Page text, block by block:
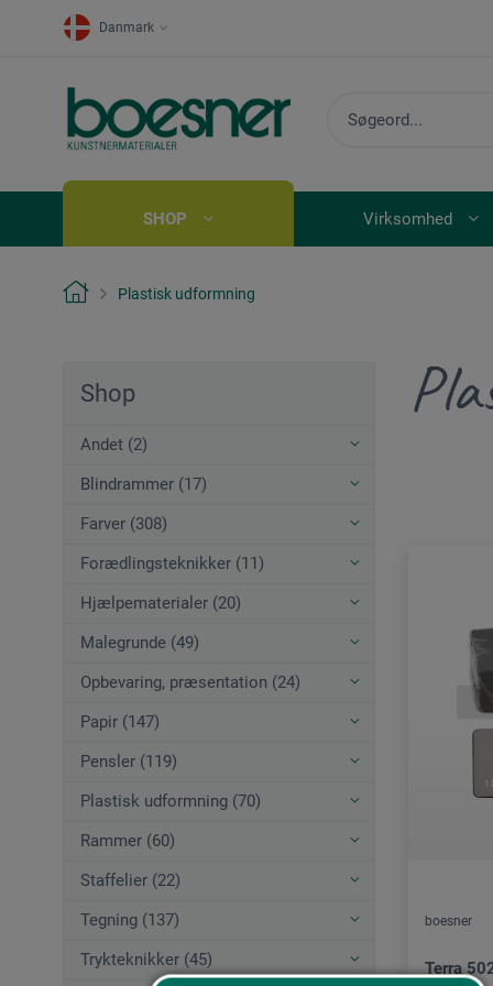
Danmark
SHOP Virksomhed
Plastisk udformning
Shop
Andet (2)
Blindrammer (17)
Farver (308)
Forædlingsteknikker (11)
Hjælpematerialer (20)
Malegrunde (49)
Opbevaring, præsentation (24)
Papir (147)
Pensler (119)
Plastisk udformning (70)
Rammer (60)
Staffelier (22)
Tegning (137)
Trykteknikker (45)
boesner
Terra